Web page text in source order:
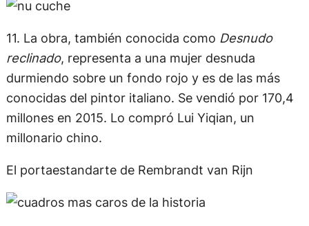
11. La obra, también conocida como Desnudo
reclinado, representa a una mujer desnuda
durmiendo sobre un fondo rojo y es de las más
conocidas del pintor italiano. Se vendió por 170,4
millones en 2015. Lo compró Lui Yiqian, un
millonario chino.
El portaestandarte de Rembrandt van Rijn